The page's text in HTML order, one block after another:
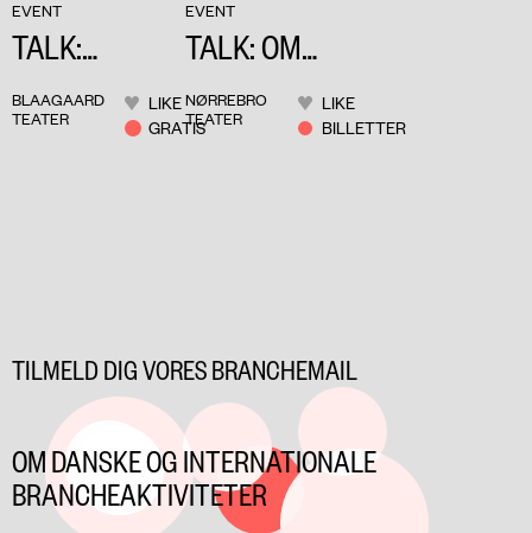
EVENT
TALK:
KOLLEKTIVIT
ET & KUNST
BLAAGAARD
TEATER
LIKE
GRATIS
EVENT
TALK: OM
INDLEVELSE
NØRREBRO
TEATER
LIKE
BILLETTER
TILMELD DIG VORES BRANCHEMAIL
OM DANSKE OG INTERNATIONALE
BRANCHEAKTIVITETER